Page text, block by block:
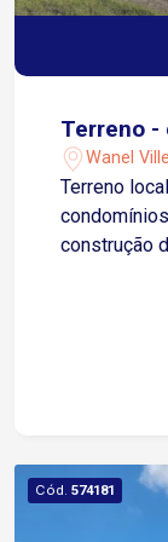
Terreno -
Wanel
Terreno
construção
completa e
Cód. 574181